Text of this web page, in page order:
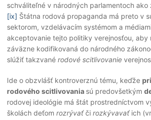
schváliteľné v národných parlamentoch ako
[ix] Štátna rodová propaganda má preto v
sektorom, vzdelávacím systémom a
akceptovanie tejto politiky verejnosťou, aby
záväzne kodifikovaná do národného
slúžiť takzvané rodové scitlivovanie
Ide o obzvlášť kontroverznú tému, keďže
rodového scitlivovania sú predovšetkým
rodovej ideológie má štát prostredníctvom
školách deťom rozrývaťči rozkývavať ich